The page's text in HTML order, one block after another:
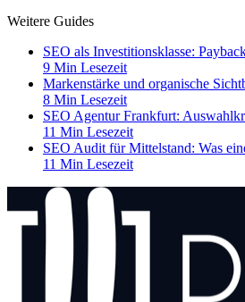
Weitere Guides
SEO als Investitionsklasse:
9 Min Lesezeit
Markenstärke und organische
8 Min Lesezeit
SEO Agentur Frankfurt:
11 Min Lesezeit
SEO Audit für Mittelstand: Was
11 Min Lesezeit